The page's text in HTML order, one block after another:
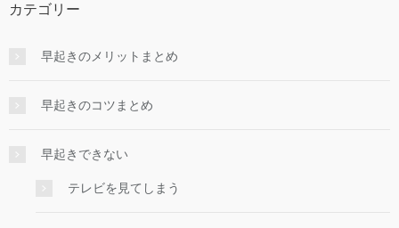
カテゴリー
早起きのメリットまとめ
早起きのコツまとめ
早起きできない
テレビを見てしまう